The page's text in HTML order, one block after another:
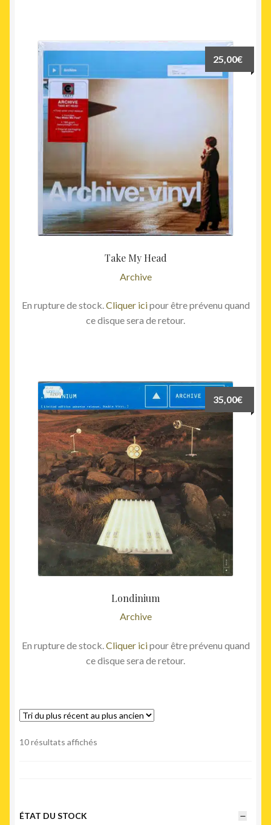
Take My Head
Archive
25,00€
En rupture de stock.Cliquer icipour être prévenu quand
ce disque sera de retour.
Londinium
Archive
35,00€
En rupture de stock.Cliquer icipour être prévenu quand
ce disque sera de retour.
10 résultats affichés
ÉTAT DU STOCK